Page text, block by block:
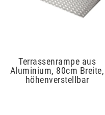
Terrassenrampe aus
Aluminium, 80cm Breite,
höhenverstellbar